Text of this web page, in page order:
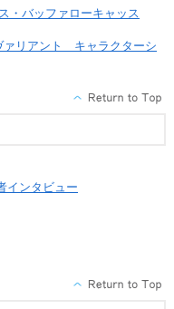
・バッファローキャッス
ァリアント キャラクターシ
インタビュー